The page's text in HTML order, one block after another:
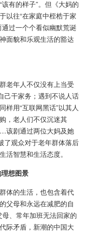
有的样子”。但《大妈的
以往“在家庭中桎梏于家
过一个个看似幽默荒诞
面貌和乐观生活的豁达
年人不仅没有上当受
己干家务；遇到不说人话
样用“互联网黑话”以其人
，老人们不仅沉迷其
该剧通过两位大妈及她
了观众对于老年群体落后
活智慧和生活态度。
想图景
的生活，也包含着代
父母和永远在减肥的自
母、常年加班无法回家的
际矛盾，新潮的中国大